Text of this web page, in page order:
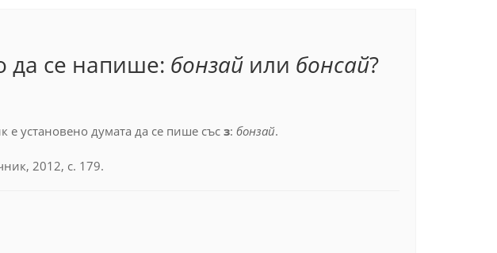
да се напише: бонзай или бонсай?
е установено думата да се пише със з: бонзай.
2012, с. 179.